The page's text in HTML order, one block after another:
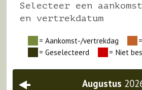
Selecteer een
en vertrekdatum
= Aankomst-/vertrekdag
= Geselecteerd
= Niet
Augustus